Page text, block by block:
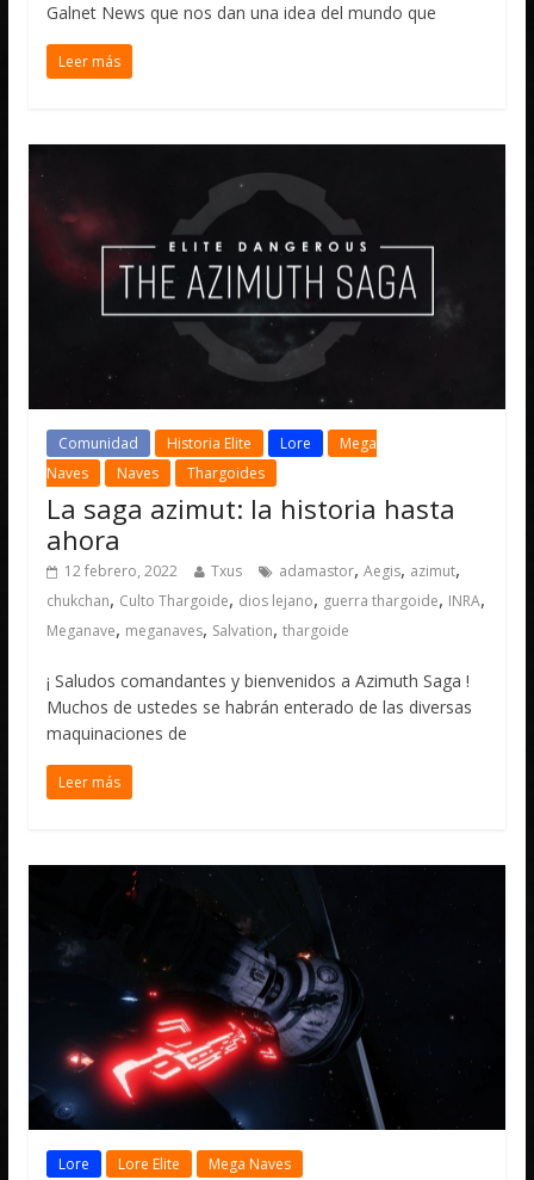
Galnet News que nos dan una idea del mundo que
Leer más
Comunidad Historia Elite Lore
Mega
Naves
Naves Thargoides
La saga azimut: la historia hasta
ahora
12 febrero, 2022 Txus adamastor,Aegis, azimut,
chukchan, Culto Thargoide, dios lejano, guerra thargoide, INRA,
Meganave, meganaves, Salvation,thargoide
¡ Saludos comandantes y bienvenidos a Azimuth Saga !
Muchos de ustedes se habrán enterado de las diversas
maquinaciones de
Leer más
Lore Lore Elite Mega Naves